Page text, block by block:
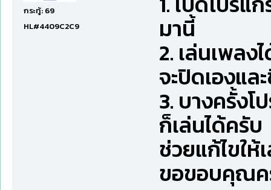
กระทู้: 69
HL#4409C2C9
มานี้
2. เล่นเพลง
จะปิดเองแ
3. บางครั้ง
ก็เล่นได้ครับ
ช่วยแก้ไขให้
ขอขอบคุณ